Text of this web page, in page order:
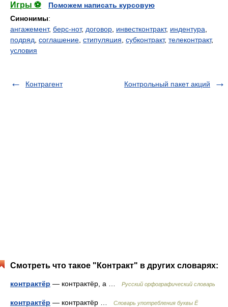
Игры ⚽
Поможем написать курсовую
Синонимы:
ангажемент, берс-нот, договор инвестконтракт, индентура
подряд соглашение стипуляция субконтракт, телеконтракт,
условия
Контрагент Контрольный пакет акций
Смотреть что такое "Контракт" в других словарях:
контрактёр — контрактёр, а … Русский орфографический словарь
контрактёр — контрактёр … Словарь употребления буквы Ё